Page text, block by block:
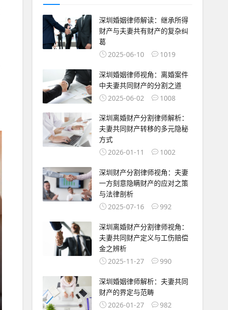
深圳婚姻律师解读：继承所得
财产与夫妻共有财产的复杂纠
葛
2025-06-10
1019
深圳婚姻律师视角：离婚案件
中夫妻共同财产的分割之道
2025-06-02
1008
深圳离婚财产分割律师解析：
夫妻共同财产转移的多元隐秘
方式
2026-01-11
1002
深圳财产分割律师视角：夫妻
一方刻意隐瞒财产的应对之策
与法律剖析
2025-07-16
992
深圳离婚财产分割律师视角：
夫妻共同财产定义与工伤赔偿
金之辨析
2025-11-27
990
深圳婚姻律师解析：夫妻共同
财产的界定与范畴
2026-01-27
982